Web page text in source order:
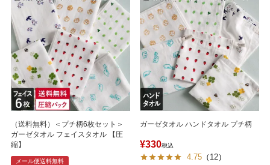
（送料無料）＜プチ柄6枚セット＞
ガーゼタオル フェイスタオル 【圧
縮】
メール便送料無料
ガーゼタオル ハンドタオル プチ柄
¥330税込
4.75 （ 12）